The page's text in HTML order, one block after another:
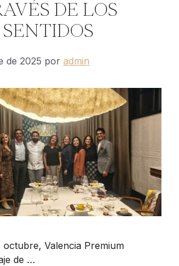
DE LOS
SENTIDOS
de 2025 por admin
octubre, Valencia Premium
de …